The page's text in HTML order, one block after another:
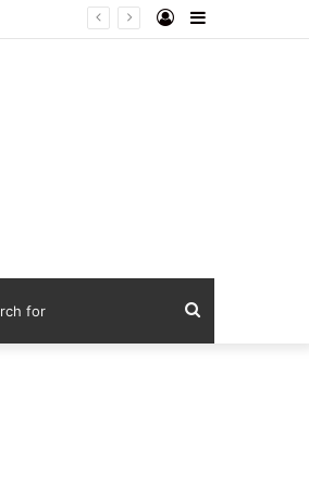
Sidebar
Log
Search